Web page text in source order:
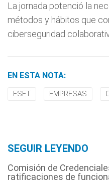
La jornada potenció la
métodos y hábitos que
ciberseguridad
EN ESTA NOTA:
ESET EMPRESAS
SEGUIR LEYENDO
Comisión de
ratificaciones de